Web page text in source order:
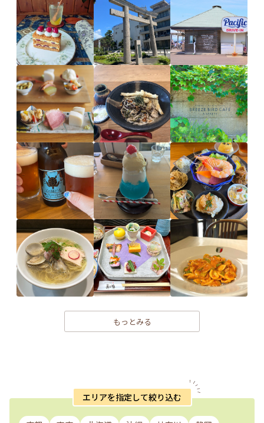
もっとみる
エリアを指定して絞り込む